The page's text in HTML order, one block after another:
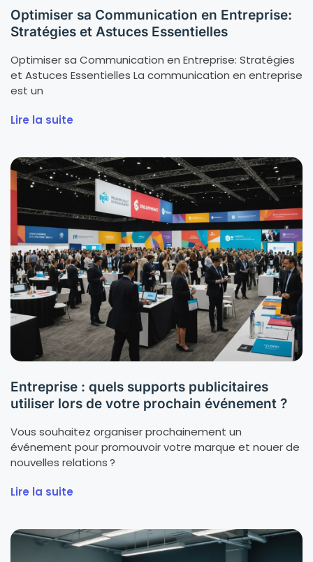
Optimiser sa Communication en Entreprise:
Stratégies et Astuces Essentielles
Optimiser sa Communication en Entreprise: Stratégies
et Astuces Essentielles La communication en entreprise
est un
Lire la suite
Entreprise : quels supports publicitaires
utiliser lors de votre prochain événement ?
Vous souhaitez organiser prochainement un
événement pour promouvoir votre marque et nouer de
nouvelles relations ?
Lire la suite